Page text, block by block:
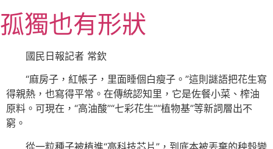
至
主
孤獨也有形狀
國民日報記者 常欽
“麻房子，紅帳子，里面睡個白瘦子。”這則謎語把花生寫
得親熱，也寫得平常。在傳統認知里，它是佐餐小菜、榨油
原料。可現在，“高油酸”“七彩花生”“植物基”等新詞層出不
窮。
從一粒種子被植進“高科技芯片”，到底本被丟棄的秧殼變